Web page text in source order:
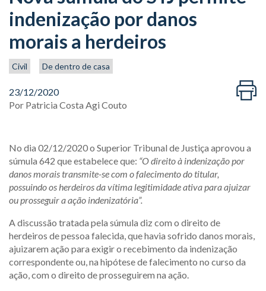
indenização por danos
morais a herdeiros
Civil De dentro de casa
23/12/2020
Por Patricia Costa Agi Couto
No dia 02/12/2020 o Superior Tribunal de Justiça aprovou a
súmula 642 que estabelece que: “O direito à indenização por
danos morais transmite-se com o falecimento do titular,
possuindo os herdeiros da vítima legitimidade ativa para ajuizar
ou prosseguir a ação indenizatória”.
A discussão tratada pela súmula diz com o direito de
herdeiros de pessoa falecida, que havia sofrido danos morais,
ajuizarem ação para exigir o recebimento da indenização
correspondente ou, na hipótese de falecimento no curso da
ação, com o direito de prosseguirem na ação.